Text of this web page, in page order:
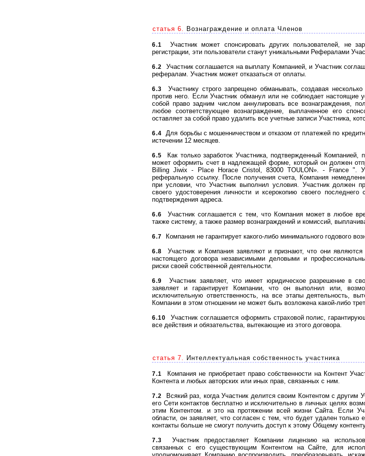
статья 6. Вознаграждение и оплата Членов
6.1
Участник может спонсировать других пользователей, не
регистрации, эти пользователи станут уникальными Рефералами
6.2
Участник соглашается на выплату Компанией, и Участник
рефералам. Участник может отказаться от оплаты.
6.3
Участнику строго запрещено обманывать, создавая
против него. Если Участник обманул или не соблюдает настоящие
собой право задним числом аннулировать все вознаграждения,
любое соответствующее вознаграждение, выплаченное его
оставляет за собой право удалить все учетные записи Участника,
6.4
Для борьбы с мошенничеством и отказом от платежей по
истечении 12 месяцев.
6.5
Как только заработок Участника, подтвержденный Компанией,
может оформить счет в надлежащей форме, который он должен
Billing Jiwix - Place Horace Cristol, 83000 TOULON». - France ".
реферальную ссылку. После получения счета, Компания
при условии, что Участник выполнил условия. Участник должен
своего удостоверения личности и ксерокопию своего
подтверждения адреса.
6.6
Участник соглашается с тем, что Компания может в любое
также систему, а также размер вознаграждений и комиссий,
6.7 Компания не гарантирует какого-либо минимального годового
6.8
Участник и Компания заявляют и признают, что они являются
настоящего договора независимыми деловыми и
риски своей собственной деятельности.
6.9
Участник заявляет, что имеет юридическое разрешение в
заявляет и гарантирует Компании, что он выполнил или,
исключительную ответственность, на все этапы деятельность,
Компании в этом отношении не может быть возложена какой-либо
6.10
Участник соглашается оформить страховой полис,
все действия и обязательства, вытекающие из этого договора.
статья 7. Интеллектуальная собственность участника
7.1
Компания не приобретает право собственности на Контент
Контента и любых авторских или иных прав, связанных с ним.
7.2
Всякий раз, когда Участник делится своим Контентом с другим
его Сети контактов бесплатно и исключительно в личных целях
этим Контентом. и это на протяжении всей жизни Сайта. Если
области, он заявляет, что согласен с тем, что будет удален только
контакты больше не смогут получить доступ к этому Общему
7.3
Участник предоставляет Компании лицензию на
связанных с его существующим Контентом на Сайте, для